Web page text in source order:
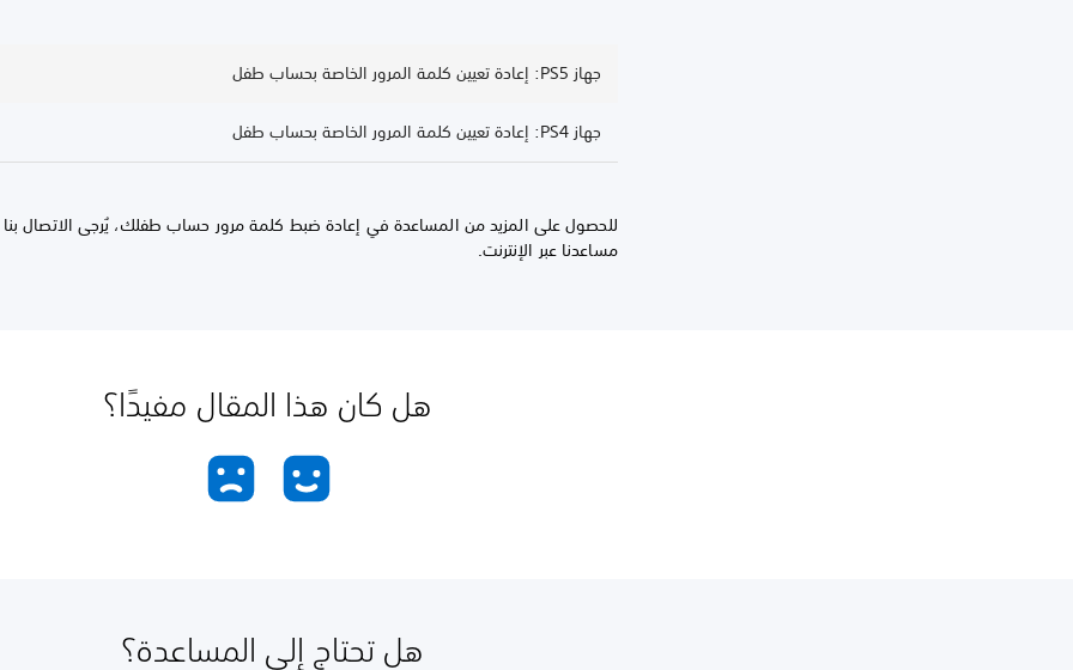
جهاز PS5: إعادة تعيين كلمة المرور الخاصة بحساب طفل
جهاز PS4: إعادة تعيين كلمة المرور الخاصة بحساب طفل
للحصول على المزيد من المساعدة في إعادة ضبط كلمة مرور حساب طفلك، يُرجى الاتصال بنا
مساعدنا عبر الإنترنت.
هل كان هذا المقال مفيدًا؟
هل تحتاج إلى المساعدة؟